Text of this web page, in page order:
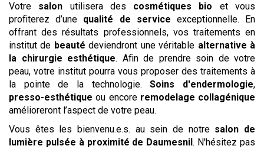
Votre salon utilisera des cosmétiques bio et vous
profiterez d’une qualité de service exceptionnelle. En
offrant des résultats professionnels, vos traitements en
institut de beauté deviendront une véritable alternative à
la chirurgie esthétique. Afin de prendre soin de votre
peau, votre institut pourra vous proposer des traitements à
la pointe de la technologie.Soins d'endermologie,
presso-esthétique ou encore remodelage collagénique
amélioreront l’aspect de votre peau.
Vous êtes les bienvenu.e.s. au sein de notre salon de
lumière pulsée à proximité de Daumesnil. N'hésitez pas